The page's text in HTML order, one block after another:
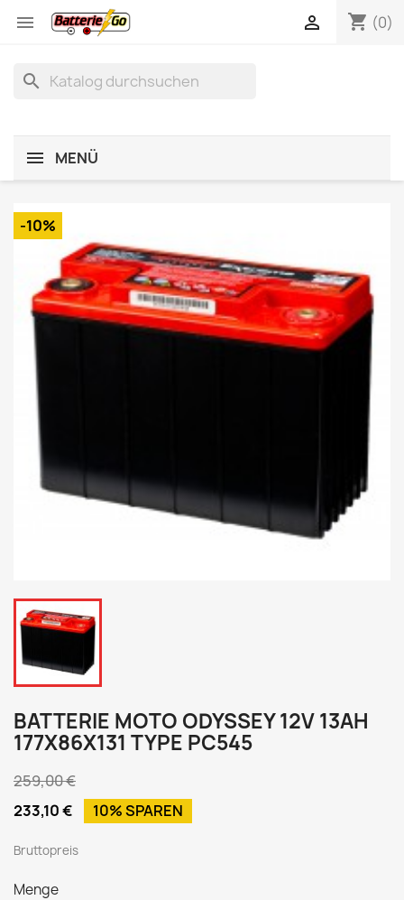
 shopping_cart (0)

search
MENÜ
-10%
BATTERIE MOTO ODYSSEY 12V 13AH
177X86X131 TYPE PC545
259,00 €
233,10 €
10% SPAREN
Bruttopreis
Menge